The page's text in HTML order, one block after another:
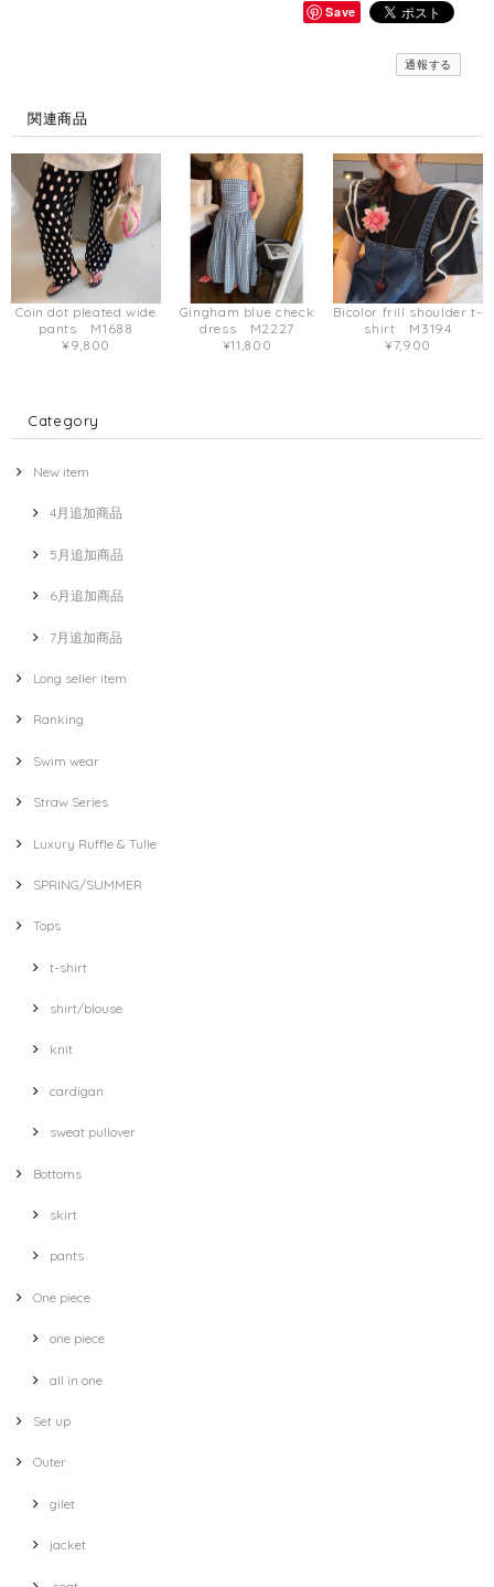
Save
通報する
関連商品
Coin dot pleated wide
pants M1688
¥9,800
Gingham blue check
dress M2227
¥11,800
Bicolor frill shoulder t-
shirt M3194
¥7,900
Category
New item
4月追加商品
5月追加商品
6月追加商品
7月追加商品
Long seller item
Ranking
Swim wear
Straw Series
Luxury Ruffle & Tulle
SPRING/SUMMER
Tops
t-shirt
shirt/blouse
knit
cardigan
sweat pullover
Bottoms
skirt
pants
One piece
one piece
all in one
Set up
Outer
gilet
jacket